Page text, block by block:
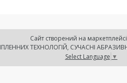
Сайт створений на маркетплейсі
Select Language ▼